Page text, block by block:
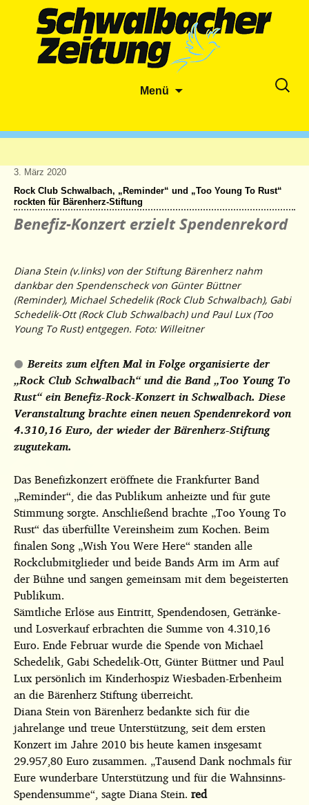
Menü
Suche
3. März 2020
Rock Club Schwalbach, „Reminder“ und „Too Young To Rust“
rockten für Bärenherz-Stiftung
Benefiz-Konzert erzielt Spendenrekord
Diana Stein (v.links) von der Stiftung Bärenherz nahm
dankbar den Spendenscheck von Günter Büttner
(Reminder), Michael Schedelik (Rock Club Schwalbach), Gabi
Schedelik-Ott (Rock Club Schwalbach) und Paul Lux (Too
Young To Rust) entgegen. Foto: Willeitner
Bereits zum elften Mal in Folge organisierte der
„Rock Club Schwalbach“ und die Band „Too Young To
Rust“ ein Benefiz-Rock-Konzert in Schwalbach. Diese
Veranstaltung brachte einen neuen Spendenrekord von
4.310,16 Euro, der wieder der Bärenherz-Stiftung
zugutekam.
Das Benefizkonzert eröffnete die Frankfurter Band
„Reminder“, die das Publikum anheizte und für gute
Stimmung sorgte. Anschließend brachte „Too Young To
Rust“ das überfüllte Vereinsheim zum Kochen. Beim
finalen Song „Wish You Were Here“ standen alle
Rockclubmitglieder und beide Bands Arm im Arm auf
der Bühne und sangen gemeinsam mit dem begeisterten
Publikum.
Sämtliche Erlöse aus Eintritt, Spendendosen, Getränke-
und Losverkauf erbrachten die Summe von 4.310,16
Euro. Ende Februar wurde die Spende von Michael
Schedelik, Gabi Schedelik-Ott, Günter Büttner und Paul
Lux persönlich im Kinderhospiz Wiesbaden-Erbenheim
an die Bärenherz Stiftung überreicht.
Diana Stein von Bärenherz bedankte sich für die
jahrelange und treue Unterstützung, seit dem ersten
Konzert im Jahre 2010 bis heute kamen insgesamt
29.957,80 Euro zusammen. „Tausend Dank nochmals für
Eure wunderbare Unterstützung und für die Wahnsinns-
Spendensumme“, sagte Diana Stein. red